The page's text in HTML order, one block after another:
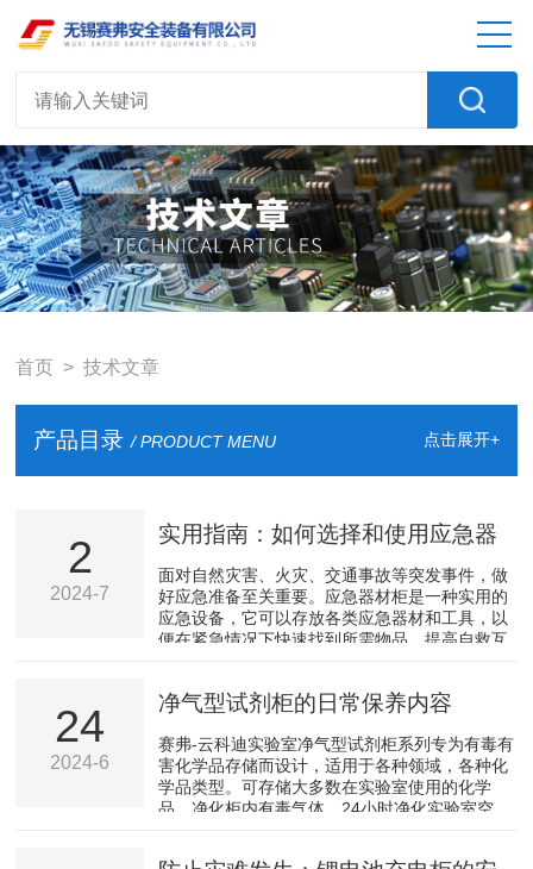
首页 > 技术文章
产品目录 / PRODUCT MENU 点击展开+
2
2024-7
实用指南：如何选择和使用应急器
材柜
面对自然灾害、火灾、交通事故等突发事件，做
好应急准备至关重要。应急器材柜是一种实用的
应急设备，它可以存放各类应急器材和工具，以
便在紧急情况下快速找到所需物品，提高自救互
一、选择应急器材柜1.确定需求：根据家庭或个
类，如灭火器、急救包、手电筒、绳索等。2.选
择材质：应急器材柜的材质应具备防火、防水、
耐磨等特性，以保障存放物品的安全。常见的材
质有金属、塑料、...
24
2024-6
净气型试剂柜的日常保养内容
赛弗-云科迪实验室净气型试剂柜系列专为有毒有
害化学品存储而设计，适用于各种领域，各种化
学品类型。可存储大多数在实验室使用的化学
品，净化柜内有毒气体，24小时净化实验室空